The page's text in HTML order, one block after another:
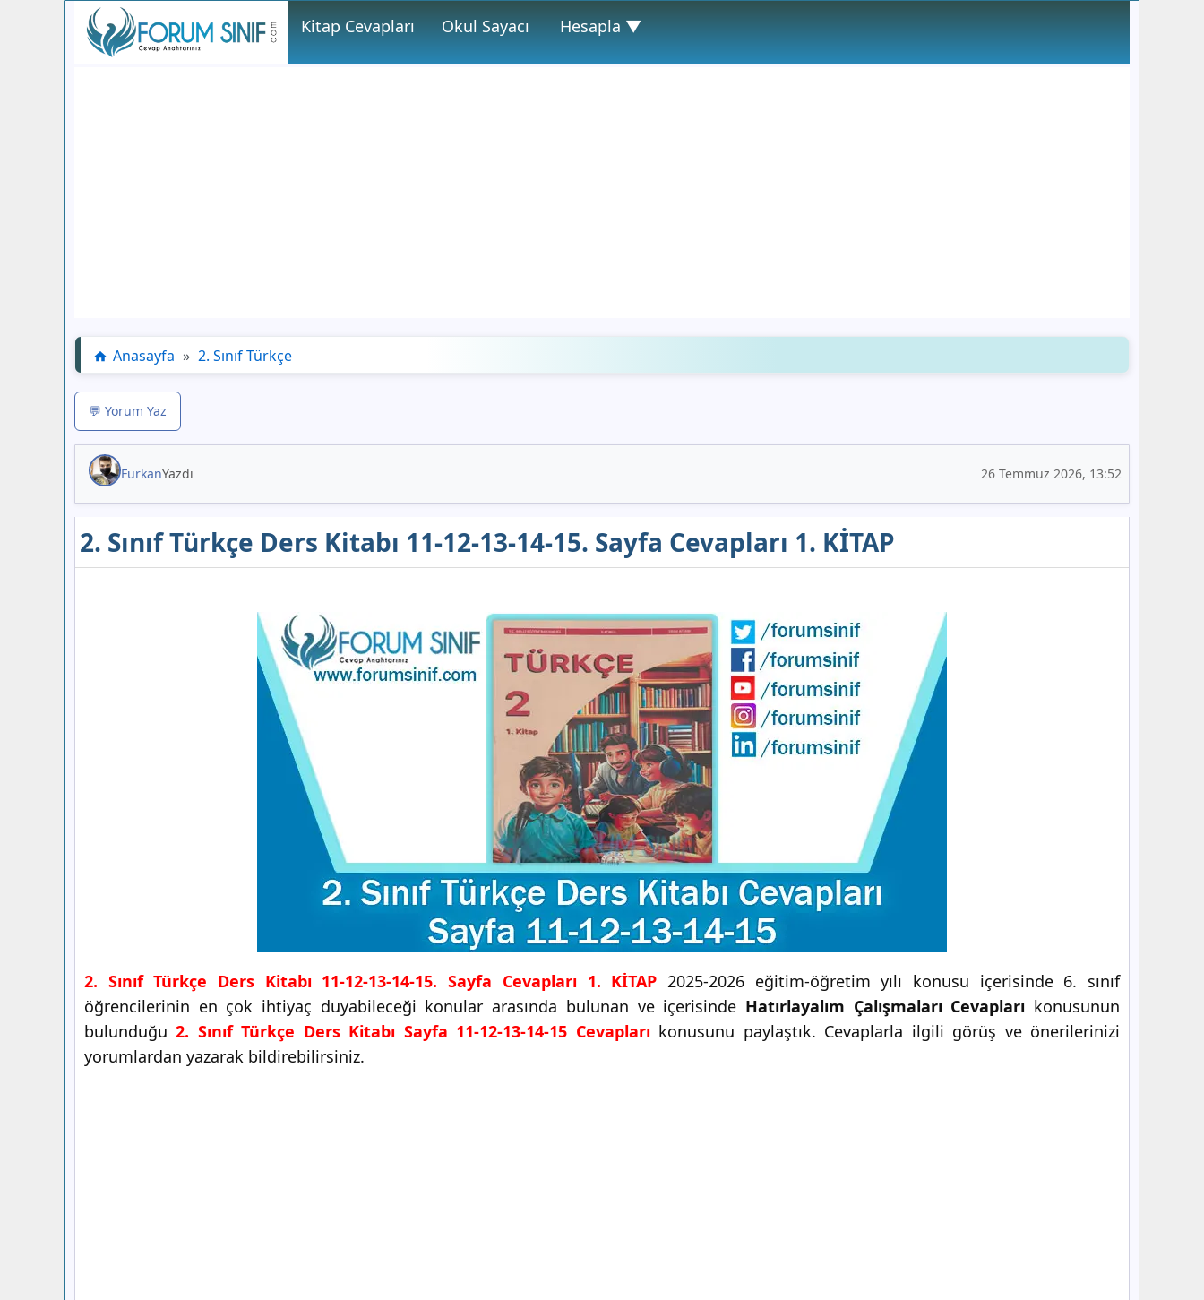
Kitap Cevapları Okul Sayacı Hesapla ▼
Anasayfa » 2. Sınıf Türkçe
💬 Yorum Yaz
FurkanYazdı 26 Temmuz 2026, 13:52
2. Sınıf Türkçe Ders Kitabı 11-12-13-14-15. Sayfa Cevapları 1. KİTAP
2. Sınıf Türkçe Ders Kitabı 11-12-13-14-15. Sayfa Cevapları 1. KİTAP 2025-2026 eğitim-öğretim yılı konusu içerisinde 6. sınıf
öğrencilerinin en çok ihtiyaç duyabileceği konular arasında bulunan ve içerisinde Hatırlayalım Çalışmaları Cevapları konusunun
bulunduğu2. Sınıf Türkçe Ders Kitabı Sayfa 11-12-13-14-15 Cevaplarıkonusunu paylaştık. Cevaplarla ilgili görüş ve önerilerinizi
yorumlardan yazarak bildirebilirsiniz.